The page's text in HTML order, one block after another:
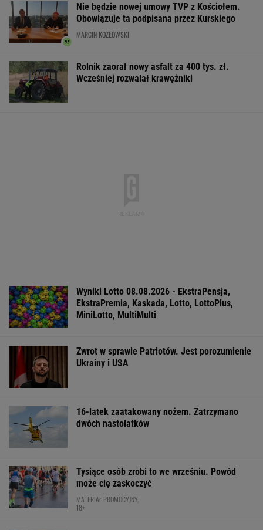
Nie będzie nowej umowy TVP z Kościołem.
Obowiązuje ta podpisana przez Kurskiego
MARCIN KOZŁOWSKI
Rolnik zaorał nowy asfalt za 400 tys. zł.
Wcześniej rozwalał krawężniki
Wyniki Lotto 08.08.2026 - EkstraPensja,
EkstraPremia, Kaskada, Lotto, LottoPlus,
MiniLotto, MultiMulti
Zwrot w sprawie Patriotów. Jest porozumienie
Ukrainy i USA
16-latek zaatakowany nożem. Zatrzymano
dwóch nastolatków
Tysiące osób zrobi to we wrześniu. Powód
może cię zaskoczyć
MATERIAŁ PROMOCYJNY,
18+